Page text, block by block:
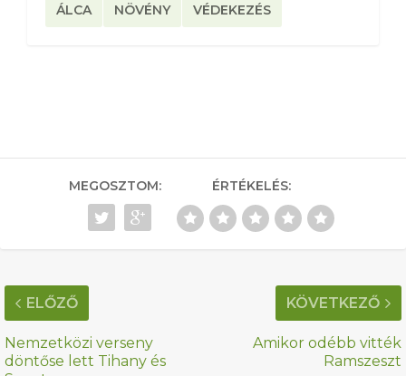
ÁLCA NÖVÉNY VÉDEKEZÉS
MEGOSZTOM: ÉRTÉKELÉS:
ELŐZŐ
Nemzetközi verseny
döntőse lett Tihany és
KÖVETKEZŐ
Amikor odébb vitték
Ramszeszt